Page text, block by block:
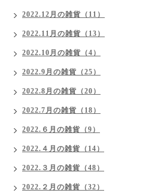
2022.12月の雑貨（11）
2022.11月の雑貨（13）
2022.10月の雑貨（4）
2022.9月の雑貨（25）
2022.8月の雑貨（20）
2022.7月の雑貨（18）
2022.６月の雑貨（9）
2022.４月の雑貨（14）
2022.３月の雑貨（48）
2022.２月の雑貨（32）